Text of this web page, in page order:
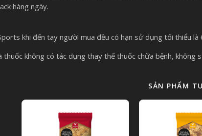
hàng ngày.
khi đến tay người mua đều có hạn sử dụng tối thiểu là
thuốc không có tác dụng thay thế thuốc chữa bệnh, không
SẢN PHẨM